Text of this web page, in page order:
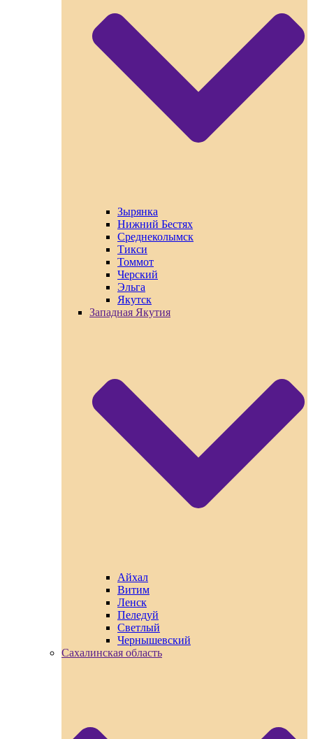
Зырянка
Нижний Бестях
Среднеколымск
Тикси
Томмот
Черский
Эльга
Якутск
Западная Якутия
Айхал
Витим
Ленск
Пеледуй
Светлый
Чернышевский
Сахалинская область